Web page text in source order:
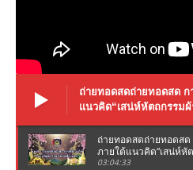
ถ่ายทอดสดถ่ายทอดสด
แนวคิด“เสน่ห์หัตถกรรมผ้
ถ่ายทอดสดถ่ายทอดส
ภายใต้แนวคิด“เสน่ห์หั
03:04:33